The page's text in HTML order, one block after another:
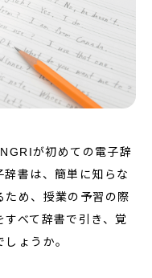
が初めての電子辞
書は、簡単に知らな
ため、授業の予習の際
べて辞書で引き、覚
ょうか。